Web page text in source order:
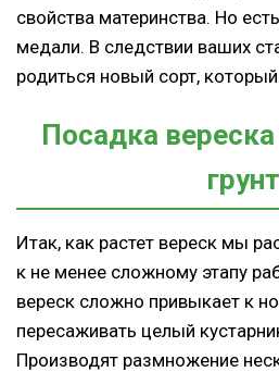
свойства материнства. Но
медали. В следствии ваших
родиться новый сорт,
Посадка
грунт
Итак, как растет вереск мы
к не менее сложному этапу
вереск сложно привыкает к
пересаживать целый
Производят размножение